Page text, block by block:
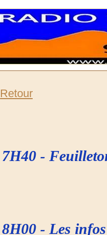
Retour
7H40 -
8H00 - Les